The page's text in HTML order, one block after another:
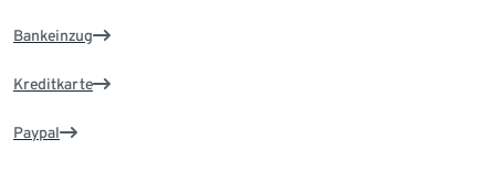
Bankeinzug
Kreditkarte
Paypal